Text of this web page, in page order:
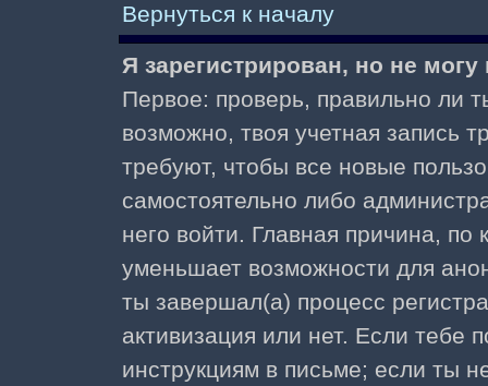
Вернуться к началу
Я зарегистрирован, но не могу
Первое: проверь, правильно ли
возможно, твоя учетная запись
требуют, чтобы все новые
самостоятельно либо
него войти. Главная причина,
уменьшает возможности для
ты завершал(а) процесс
активизация или нет. Если тебе
инструкциям в письме; если ты